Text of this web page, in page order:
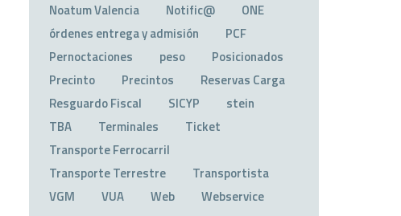
Noatum Valencia
Notific@
ONE
órdenes entrega y admisión
PCF
Pernoctaciones
peso
Posicionados
Precinto
Precintos
Reservas Carga
Resguardo Fiscal
SICYP
stein
TBA
Terminales
Ticket
Transporte Ferrocarril
Transporte Terrestre
Transportista
VGM
VUA Web Webservice